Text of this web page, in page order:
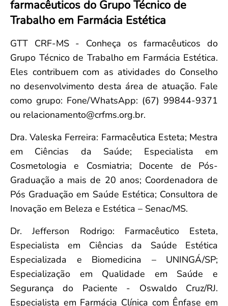
Convenção Coletiva 2025/2026 – Piso salarial Farmácias e Drogaria
Consulta de Farmacêuticos e Estabelecimentos Inscritos no CRF/MS
Saúde Pública e Indígena
Calendário Eleitoral
Candidatos
Votação
Dúvidas Frequentes
Eleições Anteriores
farmacêuticos do Grupo Técnico de
Trabalho em Farmácia Estética
GTT CRF-MS - Conheça os farmacêuticos do
Grupo Técnico de Trabalho em Farmácia Estética.
Eles contribuem com as atividades do Conselho
no desenvolvimento desta área de atuação. Fale
como grupo: Fone/WhatsApp: (67) 99844-9371
ou relacionamento@crfms.org.br.
Dra. Valeska Ferreira: Farmacêutica Esteta; Mestra
em Ciências da Saúde; Especialista em
Cosmetologia e Cosmiatria; Docente de Pós-
Graduação a mais de 20 anos; Coordenadora de
Pós Graduação em Saúde Estética; Consultora de
Inovação em Beleza e Estética – Senac/MS.
Dr. Jefferson Rodrigo: Farmacêutico Esteta,
Especialista em Ciências da Saúde Estética
Especializada e Biomedicina – UNINGÁ/SP;
Especialização em Qualidade em Saúde e
Segurança do Paciente - Oswaldo Cruz/RJ.
Especialista em Farmácia Clínica com Ênfase em